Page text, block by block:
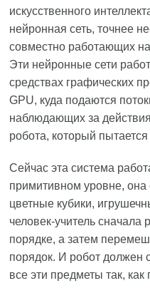
искусственного
нейронная сеть, точнее
совместно работающих
Эти нейронные сети
средствах графических
GPU, куда подаются
наблюдающих за
робота, который
Сейчас эта система
примитивном уровне, она
цветные кубики,
человек-учитель сначала
порядке, а затем
порядок. И робот должен
все эти предметы так, как